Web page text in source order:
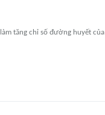
tăng chỉ số đường huyết của